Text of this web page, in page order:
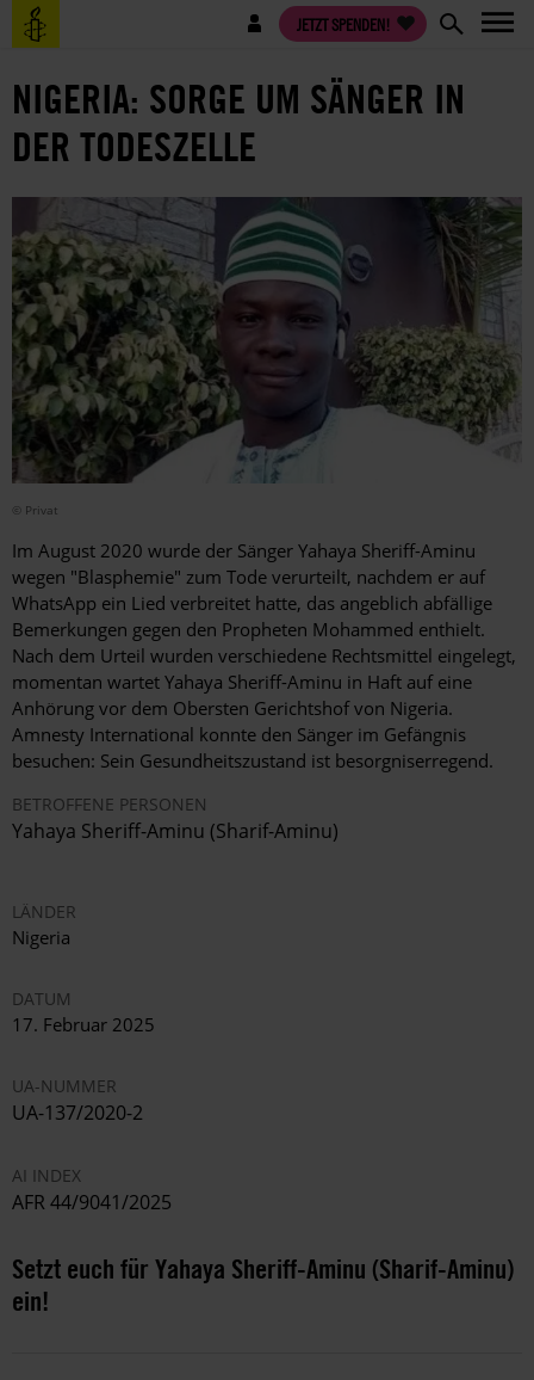
Direkt
zum
Benutzermenü JETZT SPENDEN!
NIGERIA: SORGE UM SÄNGER IN
DER TODESZELLE
© Privat
Im August 2020 wurde der Sänger Yahaya Sheriff-Aminu
wegen "Blasphemie" zum Tode verurteilt, nachdem er auf
WhatsApp ein Lied verbreitet hatte, das angeblich abfällige
Bemerkungen gegen den Propheten Mohammed enthielt.
Nach dem Urteil wurden verschiedene Rechtsmittel eingelegt,
momentan wartet Yahaya Sheriff-Aminu in Haft auf eine
Anhörung vor dem Obersten Gerichtshof von Nigeria.
Amnesty International konnte den Sänger im Gefängnis
besuchen: Sein Gesundheitszustand ist besorgniserregend.
BETROFFENE PERSONEN
Yahaya Sheriff-Aminu (Sharif-Aminu)
LÄNDER
Nigeria
DATUM
17. Februar 2025
UA-NUMMER
UA-137/2020-2
AI INDEX
AFR 44/9041/2025
Setzt euch für Yahaya Sheriff-Aminu (Sharif-Aminu)
ein!